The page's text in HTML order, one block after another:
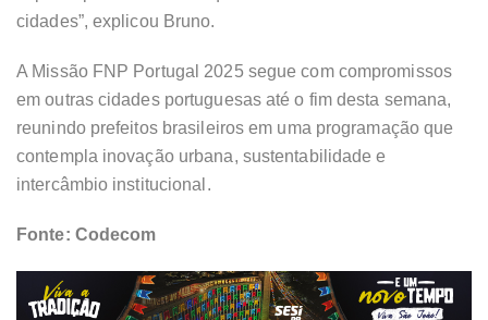
cidades”, explicou Bruno.
A Missão FNP Portugal 2025 segue com compromissos
em outras cidades portuguesas até o fim desta semana,
reunindo prefeitos brasileiros em uma programação que
contempla inovação urbana, sustentabilidade e
intercâmbio institucional.
Fonte: Codecom